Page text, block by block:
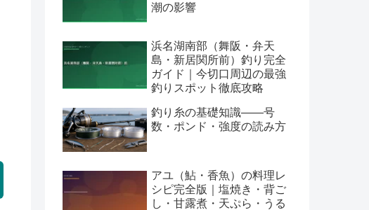
潮の影響
浜名湖南部（舞阪・弁天
島・新居関所前）釣り完全
ガイド｜今切口周辺の最強
釣りスポット徹底攻略
釣り糸の基礎知識——号
数・ポンド・強度の読み方
アユ（鮎・香魚）の料理レ
シピ完全版｜塩焼き・背ご
し・甘露煮・天ぷら・うる